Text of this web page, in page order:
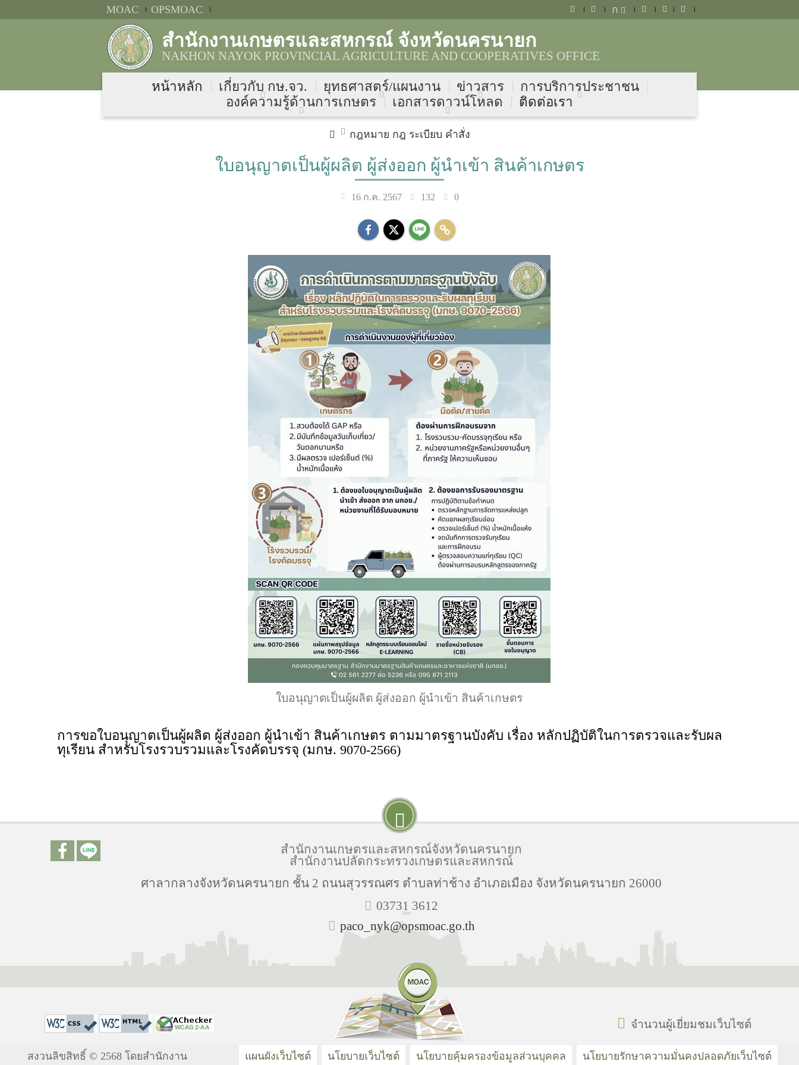
MOAC OPSMOAC ก
สำนักงานเกษตรและสหกรณ์ จังหวัดนครนายก
NAKHON NAYOK PROVINCIAL AGRICULTURE AND COOPERATIVES OFFICE
หน้าหลัก เกี่ยวกับ กษ.จว. ยุทธศาสตร์/แผนงาน ข่าวสาร
การบริการประชาชน
องค์ความรู้ด้านการเกษตร
เอกสารดาวน์โหลด ติดต่อเรา
กฎหมาย กฎ ระเบียบ คำสั่ง
ใบอนุญาตเป็นผู้ผลิต ผู้ส่งออก ผู้นำเข้า สินค้าเกษตร
16 ก.ค. 2567 132 0
ใบอนุญาตเป็นผู้ผลิต ผู้ส่งออก ผู้นำเข้า สินค้าเกษตร
การขอใบอนุญาตเป็นผู้ผลิต ผู้ส่งออก ผู้นำเข้า สินค้าเกษตร ตามมาตรฐานบังคับ เรื่อง หลักปฏิบัติในการตรวจและรับผล
ทุเรียน สำหรับโรงรวบรวมและโรงคัดบรรจุ (มกษ. 9070-2566)
สำนักงานเกษตรและสหกรณ์จังหวัดนครนายก
สำนักงานปลัดกระทรวงเกษตรและสหกรณ์
ศาลากลางจังหวัดนครนายก ชั้น 2 ถนนสุวรรณศร ตำบลท่าช้าง อำเภอเมือง จังหวัดนครนายก 26000
03731 3612
paco_nyk@opsmoac.go.th
จำนวนผู้เยี่ยมชมเว็บไซต์
สงวนลิขสิทธิ์ © 2568 โดยสำนักงาน แผนผังเว็บไซต์ นโยบายเว็บไซต์ นโยบายคุ้มครองข้อมูลส่วนบุคคล นโยบายรักษาความมั่นคงปลอดภัยเว็บไซต์